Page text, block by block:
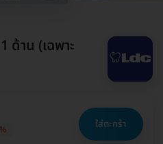
าน (เฉพาะ
ใส่ตะกร้า